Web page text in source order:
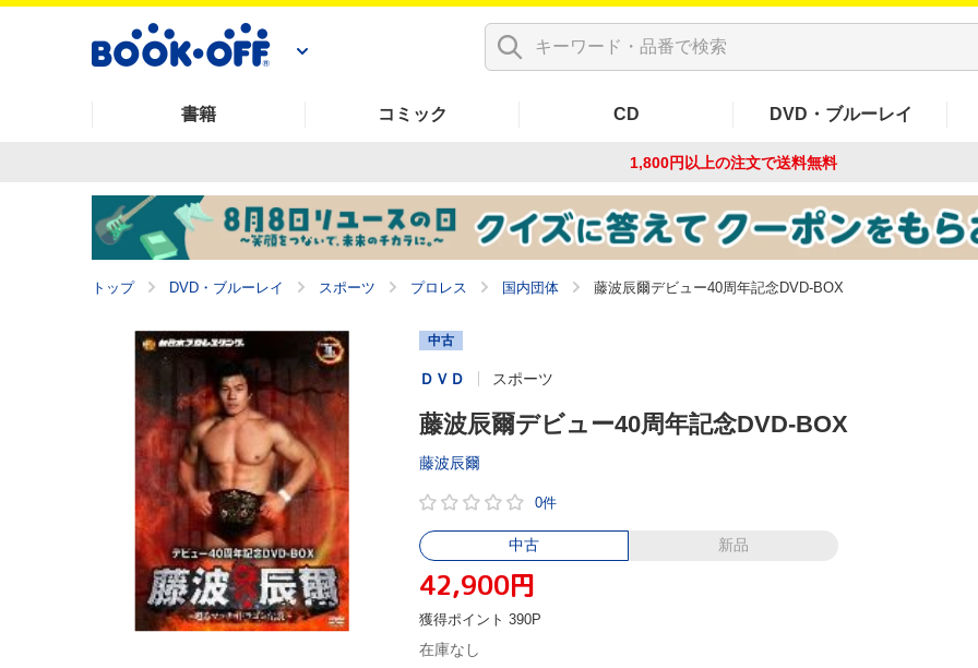
書籍 コミック CD DVD・ブルーレイ
1,800円以上の注文で送料無料
トップ DVD・ブルーレイ スポーツ プロレス 国内団体 藤波辰爾デビュー40周年記念DVD-BOX
中古
ＤＶＤ スポーツ
藤波辰爾デビュー40周年記念DVD-BOX
藤波辰爾
0件
中古 新品
42,900円
獲得ポイント 390P
在庫なし